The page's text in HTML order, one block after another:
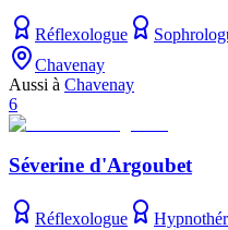
Réflexologue
Chavenay
Aussi à Chavenay
6
Séverine d'Argoubet
Réflexologue